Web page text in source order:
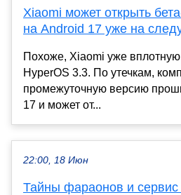
Xiaomi может открыть
на Android 17 уже на
Похоже, Xiaomi уже
HyperOS 3.3. По утечкам,
промежуточную версию
17 и может от...
22:00, 18 Июн
Тайны фараонов и сервис